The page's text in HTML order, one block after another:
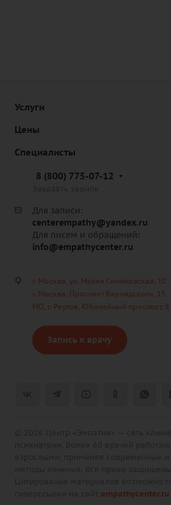
Услуги
Цены
Специалисты
8 (800) 775-07-12
Для записи:
centerempathy@yandex.ru
Для писем и обращений:
info@empathycenter.ru
г. Москва, ул. Малая Семёновская, 10
г. Москва, Проспект Вернадского, 15
МО, г. Реутов, Юбилейный проспект, 8
Запись к врачу
empathycenter.ru